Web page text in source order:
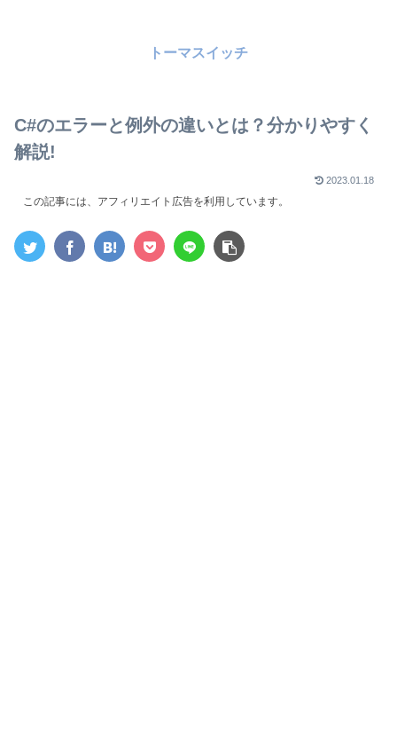
トーマスイッチ
C#のエラーと例外の違いとは？分かりやすく
解説!
2023.01.18
この記事には、アフィリエイト広告を利用しています。